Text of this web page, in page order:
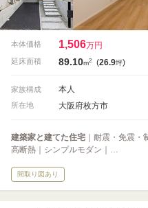
本体価格 1,506万円
延床面積 89.10m2 (26.9坪)
家族構成 本人
所在地 大阪府枚方市
建築家と建てた住宅 ｜耐震・免震・
高断熱｜シンプルモダン｜…
間取り図あり